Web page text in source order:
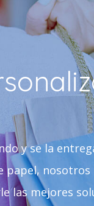
y se la
papel,
las mejores